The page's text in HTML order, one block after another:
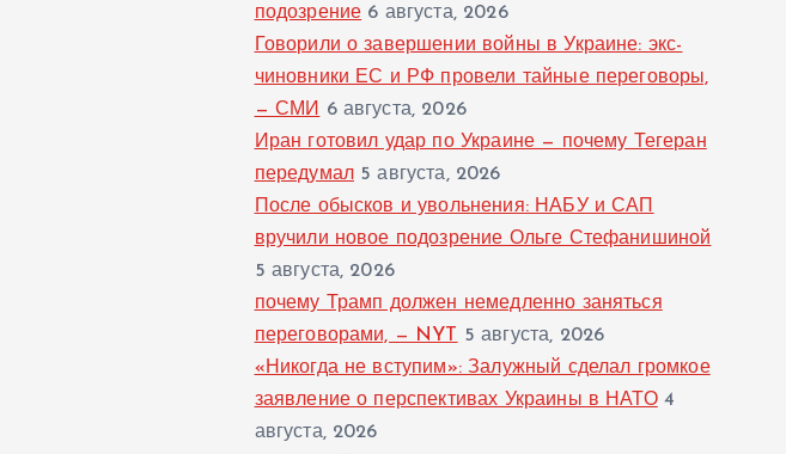
подозрение 6 августа, 2026
Говорили о завершении войны в Украине: экс-
чиновники ЕС и РФ провели тайные переговоры,
— СМИ 6 августа, 2026
Иран готовил удар по Украине — почему Тегеран
передумал 5 августа, 2026
После обысков и увольнения: НАБУ и САП
вручили новое подозрение Ольге Стефанишиной
5 августа, 2026
почему Трамп должен немедленно заняться
переговорами, — NYT
5 августа, 2026
«Никогда не вступим»: Залужный сделал громкое
заявление о перспективах Украины в НАТО 4
августа, 2026